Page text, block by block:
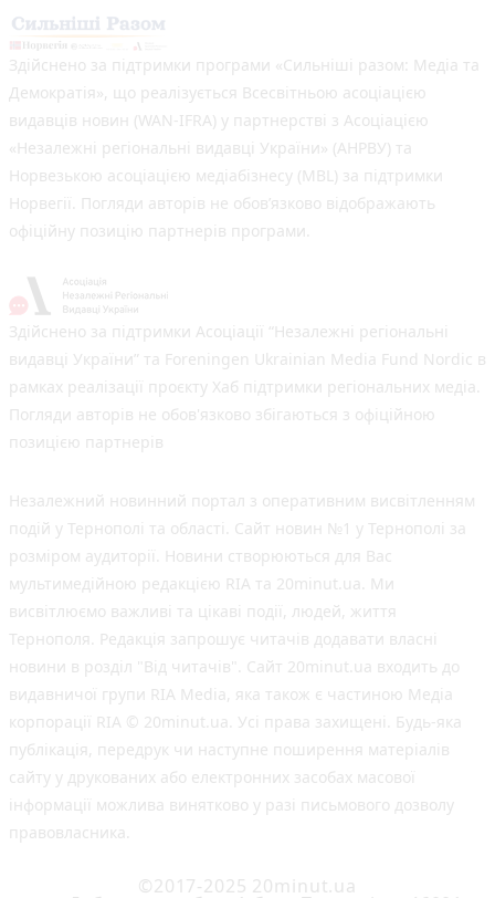
Здійснено за підтримки програми «Сильніші разом: Медіа та
Демократія», що реалізується Всесвітньою асоціацією
видавців новин (WAN-IFRA) у партнерстві з Асоціацією
«Незалежні регіональні видавці України» (АНРВУ) та
Норвезькою асоціацією медіабізнесу (MBL) за підтримки
Норвегії. Погляди авторів не обов’язково відображають
офіційну позицію партнерів програми.
Здійснено за підтримки Асоціації “Незалежні регіональні
видавці України” та Foreningen Ukrainian Media Fund Nordic в
рамках реалізації проєкту Хаб підтримки регіональних медіа.
Погляди авторів не обов'язково збігаються з офіційною
позицією партнерів
Незалежний новинний портал з оперативним висвітленням
подій у Тернополі та області. Сайт новин №1 у Тернополі за
розміром аудиторії. Новини створюються для Вас
мультимедійною редакцією RIA та 20minut.ua. Ми
висвітлюємо важливі та цікаві події, людей, життя
Тернополя. Редакція запрошує читачів додавати власні
новини в розділ "Від читачів". Сайт 20minut.ua входить до
видавничої групи RIA Media, яка також є частиною Медіа
корпорації RIA © 20minut.ua. Усі права захищені. Будь-яка
публiкацiя, передрук чи наступне поширення матеріалів
сайту у друкованих або електронних засобах масової
інформації можлива винятково у разі письмового дозволу
правовласника.
©2017-2025 20minut.ua